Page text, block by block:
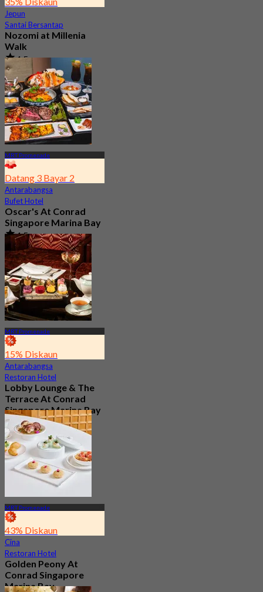
Jepun
Santai Bersantap
Nozomi at Millenia
Walk
4.5
3.1K ditempah
DariS$ 37.5
MRT Promenade
Datang 3 Bayar 2
Antarabangsa
Bufet Hotel
Oscar's At Conrad
Singapore Marina Bay
4.5
3.2K ditempah
DariS$ 54.35
MRT Promenade
15% Diskaun
Antarabangsa
Restoran Hotel
Lobby Lounge & The
Terrace At Conrad
Singapore Marina Bay
Baru
4.7
DariS$ 56.05
MRT Promenade
43% Diskaun
Cina
Restoran Hotel
Golden Peony At
Conrad Singapore
Marina Bay